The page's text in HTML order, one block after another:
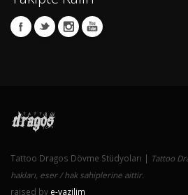
Tattoo Dragos Dövme Stüdyoları | Tattoo
hakları, eser / hak sahiplerine aittir.
raised by e-yazilim